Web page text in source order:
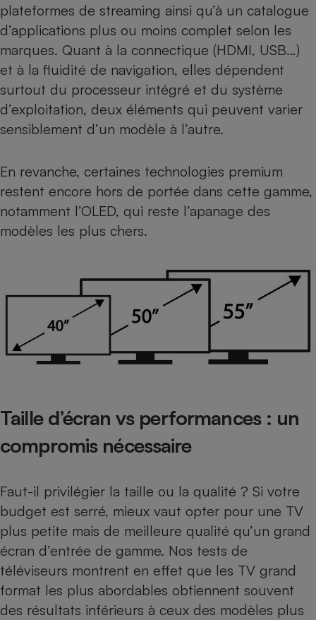
plateformes de streaming ainsi qu’à un catalogue
d’applications plus ou moins complet selon les
marques. Quant à la connectique (HDMI, USB…)
et à la fluidité de navigation, elles dépendent
surtout du processeur intégré et du système
d’exploitation, deux éléments qui peuvent varier
sensiblement d’un modèle à l’autre.
En revanche, certaines technologies premium
restent encore hors de portée dans cette gamme,
notamment l’OLED, qui reste l’apanage des
modèles les plus chers.
Taille d’écran vs performances : un
compromis nécessaire
Faut-il privilégier la taille ou la qualité ? Si votre
budget est serré, mieux vaut opter pour une TV
plus petite mais de meilleure qualité qu’un grand
écran d’entrée de gamme. Nos tests de
téléviseurs montrent en effet que les TV grand
format les plus abordables obtiennent souvent
des résultats inférieurs à ceux des modèles plus
Climatiseur -
Ventilateur
Antivirus
Climatiseur -
Ventilateur